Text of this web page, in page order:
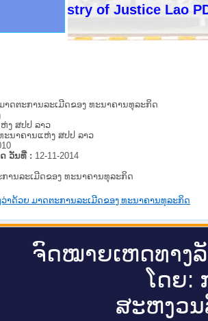
Ministry of Justice Lao PDR
ນ
າດຕະການລະເມີດຂອງ ທະນາຄານທຸລະກິດ
ງ ສປປ ລາວ
ະນາຄານແຫ່ງ ສປປ ລາວ
ວັນທີ່ : 12-11-2014
ານລະເມີດຂອງ ທະນາຄານທຸລະກິດ
ວ່າດ້ວຍ ມາດຕະການລະເມີດຂອງ ທະນາຄານທຸລະກິດ
ຈົດ​ໝາຍ​ເຫດ​ທາງ​
ໂດຍ:
ສະ​ຫງວນ​